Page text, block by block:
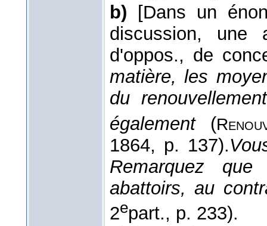
b)
[Dans un
discussion, une
d'oppos., de
matière, les
du
également(
1864, p. 137).
Remarquez
abattoirs, au
2epart., p. 233).